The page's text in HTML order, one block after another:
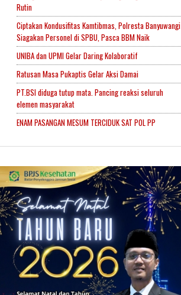
Rutin
Ciptakan Kondusifitas Kamtibmas, Polresta Banyuwangi
Siagakan Personel di SPBU, Pasca BBM Naik
UNIBA dan UPMI Gelar Daring Kolaboratif
Ratusan Masa Pukaptis Gelar Aksi Damai
PT.BSI diduga tutup mata. Pancing reaksi seluruh
elemen masyarakat
ENAM PASANGAN MESUM TERCIDUK SAT POL PP